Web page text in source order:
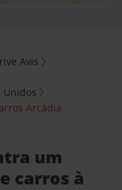
Avis
Unidos
Arcádia
um
carros à